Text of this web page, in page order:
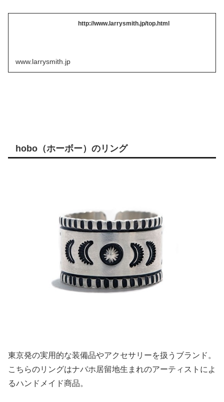
http://www.larrysmith.jp/top.html
www.larrysmith.jp
hobo（ホーボー）のリング
東京発の実用的な装備品やアクセサリーを扱うブランド。
こちらのリングはナバホ居留地生まれのアーティストによ
るハンドメイド商品。